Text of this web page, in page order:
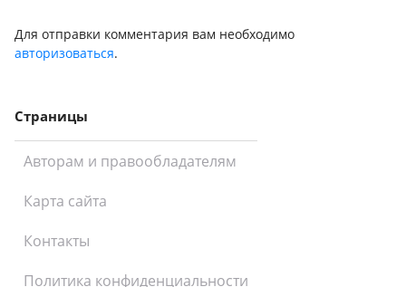
Для отправки комментария вам необходимо
авторизоваться.
Страницы
Авторам и правообладателям
Карта сайта
Контакты
Политика конфиденциальности